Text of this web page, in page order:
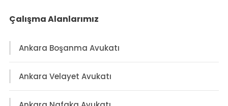
Çalışma Alanlarımız
Ankara Boşanma Avukatı
Ankara Velayet Avukatı